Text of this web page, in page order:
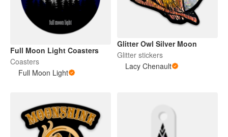
Full Moon Light Coasters
Coasters
Full Moon Light
Glitter Owl Silver Moon
Glitter stickers
Lacy Chenault